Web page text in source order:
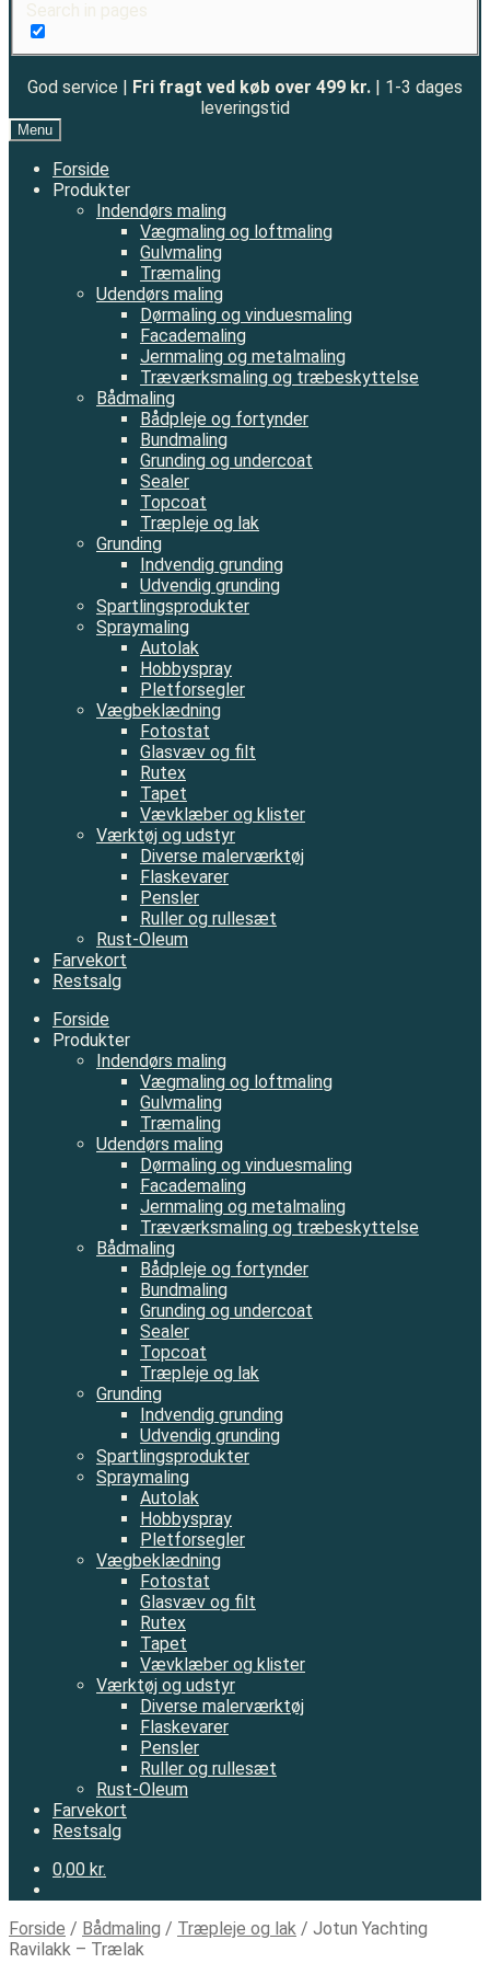
Search in pages
God service | Fri fragt ved køb over 499 kr. | 1-3 dages
leveringstid
Menu
Forside
Produkter
Indendørs maling
Vægmaling og loftmaling
Gulvmaling
Træmaling
Udendørs maling
Dørmaling og vinduesmaling
Facademaling
Jernmaling og metalmaling
Træværksmaling og træbeskyttelse
Bådmaling
Bådpleje og fortynder
Bundmaling
Grunding og undercoat
Sealer
Topcoat
Træpleje og lak
Grunding
Indvendig grunding
Udvendig grunding
Spartlingsprodukter
Spraymaling
Autolak
Hobbyspray
Pletforsegler
Vægbeklædning
Fotostat
Glasvæv og filt
Rutex
Tapet
Vævklæber og klister
Værktøj og udstyr
Diverse malerværktøj
Flaskevarer
Pensler
Ruller og rullesæt
Rust-Oleum
Farvekort
Restsalg
Forside
Produkter
Indendørs maling
Vægmaling og loftmaling
Gulvmaling
Træmaling
Udendørs maling
Dørmaling og vinduesmaling
Facademaling
Jernmaling og metalmaling
Træværksmaling og træbeskyttelse
Bådmaling
Bådpleje og fortynder
Bundmaling
Grunding og undercoat
Sealer
Topcoat
Træpleje og lak
Grunding
Indvendig grunding
Udvendig grunding
Spartlingsprodukter
Spraymaling
Autolak
Hobbyspray
Pletforsegler
Vægbeklædning
Fotostat
Glasvæv og filt
Rutex
Tapet
Vævklæber og klister
Værktøj og udstyr
Diverse malerværktøj
Flaskevarer
Pensler
Ruller og rullesæt
Rust-Oleum
Farvekort
Restsalg
0,00 kr.
Forside / Bådmaling / Træpleje og lak / Jotun Yachting
Ravilakk – Trælak